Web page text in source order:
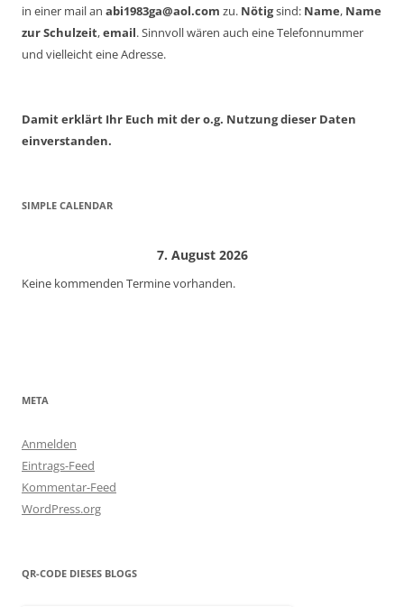
in einer mail an abi1983ga@aol.com zu. Nötigsind: Name, Name
zur Schulzeit,email. Sinnvoll wären auch eine Telefonnummer
und vielleicht eine Adresse.
Damit erklärt Ihr Euch mit der o.g. Nutzung dieser Daten
einverstanden.
SIMPLE CALENDAR
7. August 2026
Keine kommenden Termine vorhanden.
META
Anmelden
Eintrags-Feed
Kommentar-Feed
WordPress.org
QR-CODE DIESES BLOGS